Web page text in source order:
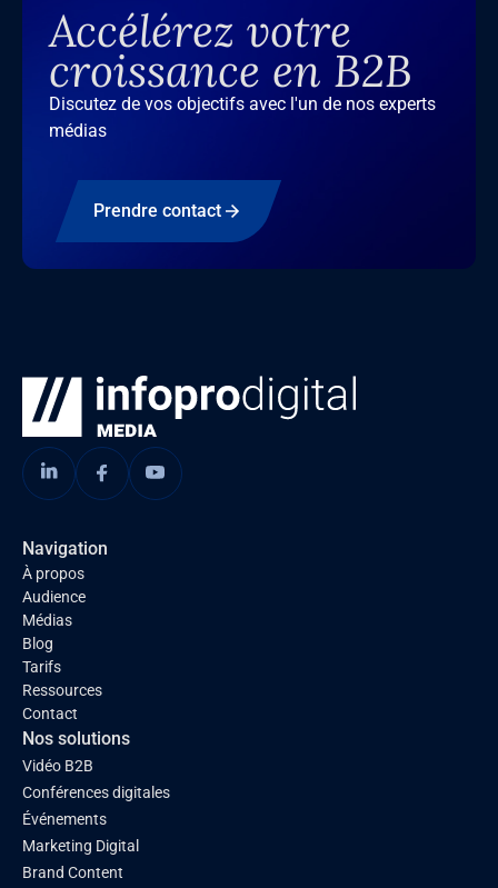
Accélérez votre
croissance en B2B
Discutez de vos objectifs avec l'un de nos experts
médias
Prendre contact
Navigation
À propos
Audience
Médias
Blog
Tarifs
Ressources
Contact
Nos solutions
Vidéo B2B
Conférences digitales
Événements
Marketing Digital
Brand Content